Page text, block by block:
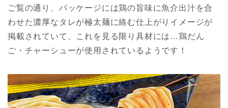
ご覧の通り、パッケージには鶏の旨味に魚介出汁を合
わせた濃厚なタレが極太麺に絡む仕上がりイメージが
掲載されていて、これを見る限り具材には…鶏だん
ご・チャーシューが使用されているようです！